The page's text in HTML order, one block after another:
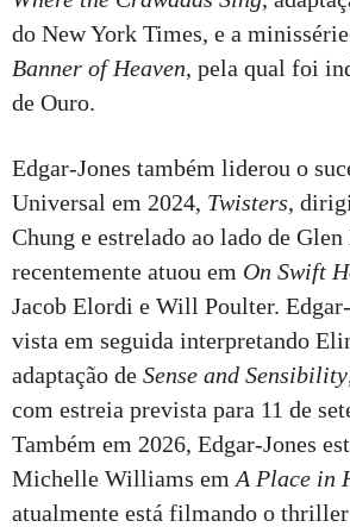
do New York Times, e a
Banner of Heaven, pela qual foi
de Ouro.
Edgar-Jones também liderou o
Universal em 2024, Twisters,
Chung e estrelado ao lado de
recentemente atuou em On Swift
Jacob Elordi e Will Poulter.
vista em seguida interpretando
adaptação de Sense and Sensibility
com estreia prevista para 11 de
Também em 2026, Edgar-Jones
Michelle Williams em A Place in
atualmente está filmando o